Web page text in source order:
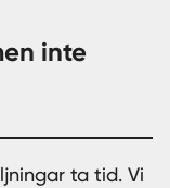
inte
ta tid. Vi